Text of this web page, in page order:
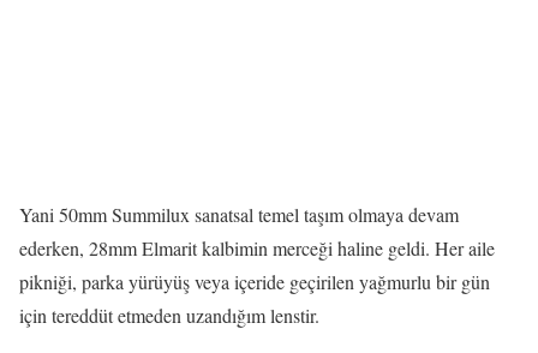
Yani 50mm Summilux sanatsal temel taşım olmaya devam
ederken, 28mm Elmarit kalbimin merceği haline geldi. Her aile
pikniği, parka yürüyüş veya içeride geçirilen yağmurlu bir gün
için tereddüt etmeden uzandığım lenstir.